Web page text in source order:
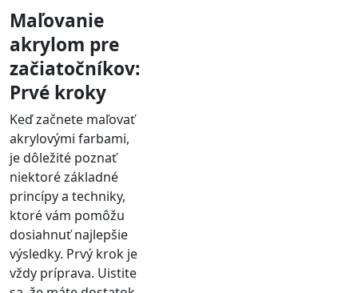
Maľovanie
akrylom pre
začiatočníkov:
Prvé kroky
Keď začnete maľovať
akrylovými farbami,
je dôležité poznať
niektoré základné
princípy a techniky,
ktoré vám pomôžu
dosiahnuť najlepšie
výsledky. Prvý krok je
vždy príprava. Uistite